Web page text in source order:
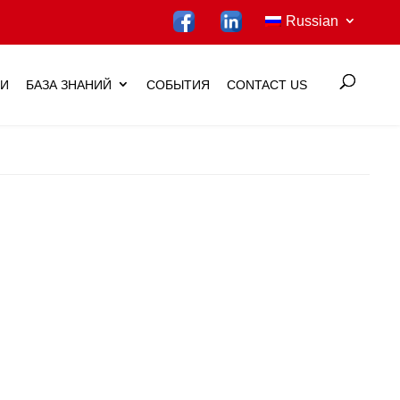
Russian
БАЗА ЗНАНИЙ СОБЫТИЯ CONTACT US